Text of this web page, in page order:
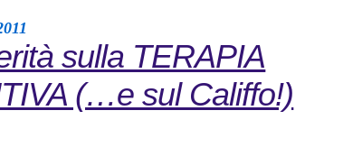
sulla TERAPIA
(…e sul Califfo!)